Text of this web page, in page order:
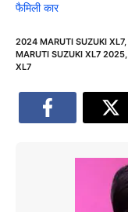
फैमिली कार
2024 MARUTI SUZUKI XL7,
MARUTI SUZUKI XL7 2025,
XL7